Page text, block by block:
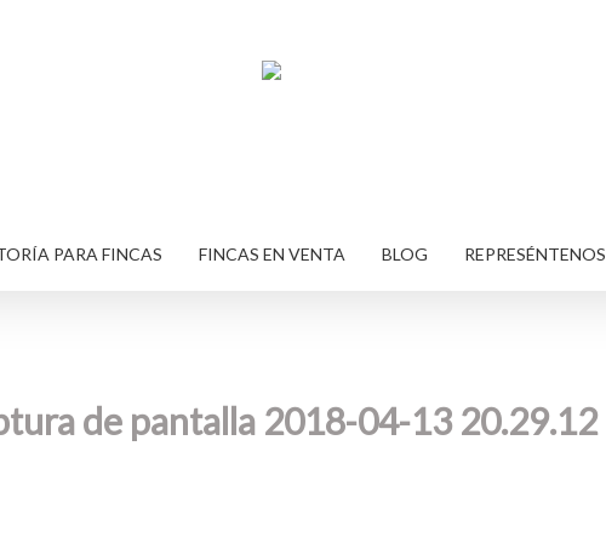
PARA FINCAS FINCAS EN VENTA BLOG REPRESÉNTENOS
de pantalla 2018-04-13 20.29.12